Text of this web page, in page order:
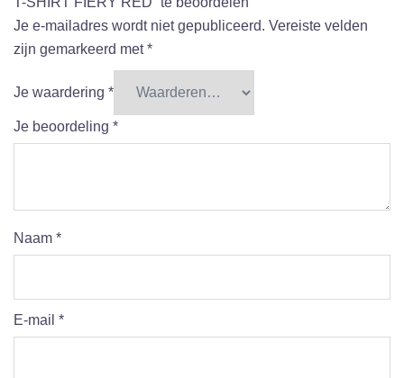
Je e-mailadres wordt niet gepubliceerd. Vereiste velden
zijn gemarkeerd met*
Je waardering *
Je beoordeling *
Naam *
E-mail *